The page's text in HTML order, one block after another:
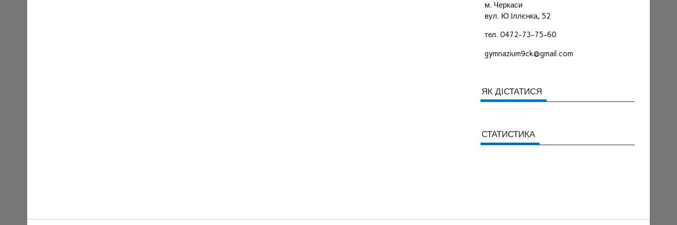
м. Черкаси
вул. Ю.Іллєнка, 52
тел. 0472-73-75-60
gymnazium9ck@gmail.com
ЯК ДІСТАТИСЯ
СТАТИСТИКА